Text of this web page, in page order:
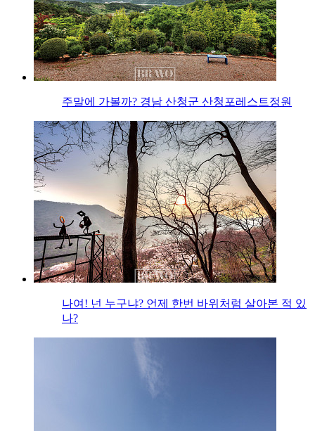
주말에 가볼까? 경남 산청군 산청포레스트정원
나여! 넌 누구냐? 언제 한번 바위처럼 살아본 적 있
나?